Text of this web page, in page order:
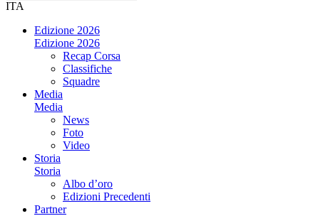
ITA
Edizione 2026
Edizione 2026
Recap Corsa
Classifiche
Squadre
Media
Media
News
Foto
Video
Storia
Storia
Albo d’oro
Edizioni Precedenti
Partner